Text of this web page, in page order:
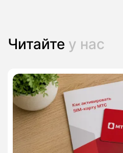
Читайте у нас